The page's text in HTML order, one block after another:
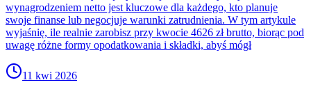
wynagrodzeniem netto jest kluczowe dla każdego, kto planuje
swoje finanse lub negocjuje warunki zatrudnienia. W tym artykule
wyjaśnię, ile realnie zarobisz przy kwocie 4626 zł brutto, biorąc pod
uwagę różne formy opodatkowania i składki, abyś mógł
11 kwi 2026